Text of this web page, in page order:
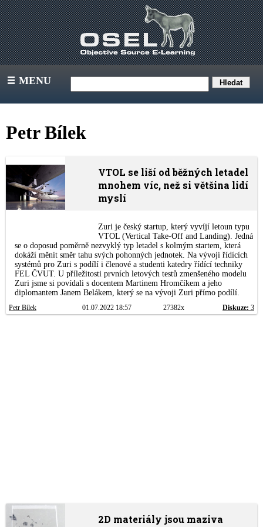
III MENU
Petr Bílek
VTOL se liší od běžných letadel
mnohem víc, než si většina lidí
myslí
Zuri je český startup, který vyvíjí letoun typu
VTOL (Vertical Take-Off and Landing). Jedná
se o doposud poměrně nezvyklý typ letadel s kolmým startem, která
dokáží měnit směr tahu svých pohonných jednotek. Na vývoji řídících
systémů pro Zuri s podílí i členové a studenti katedry řídící techniky
FEL ČVUT. U příležitosti prvních letových testů zmenšeného modelu
Zuri jsme si povídali s docentem Martinem Hromčíkem a jeho
diplomantem Janem Belákem, který se na vývoji Zuri přímo podílí.
Petr Bílek 01.07.2022 18:57 27382x Diskuze: 3
2D materiály jsou maziva